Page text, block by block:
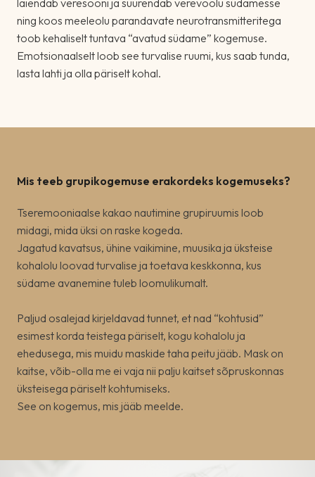
ning koos meeleolu parandavate neurotransmitteritega
toob kehaliselt tuntava “avatud südame” kogemuse.
Emotsionaalselt loob see turvalise ruumi, kus saab tunda,
lasta lahti ja olla päriselt kohal.
Mis teeb grupikogemuse erakordeks kogemuseks?
Tseremooniaalse kakao nautimine grupiruumis loob
midagi, mida üksi on raske kogeda.
Jagatud kavatsus, ühine vaikimine, muusika ja üksteise
kohalolu loovad turvalise ja toetava keskkonna, kus
südame avanemine tuleb loomulikumalt.
Paljud osalejad kirjeldavad tunnet, et nad “kohtusid”
esimest korda teistega päriselt, kogu kohalolu ja
ehedusega, mis muidu maskide taha peitu jääb. Mask on
kaitse, võib-olla me ei vaja nii palju kaitset sõpruskonnas
üksteisega päriselt kohtumiseks.
See on kogemus, mis jääb meelde.